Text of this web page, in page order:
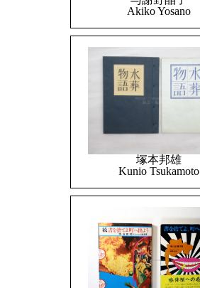
Akiko Yosano
塚本邦雄
Kunio Tsukamoto